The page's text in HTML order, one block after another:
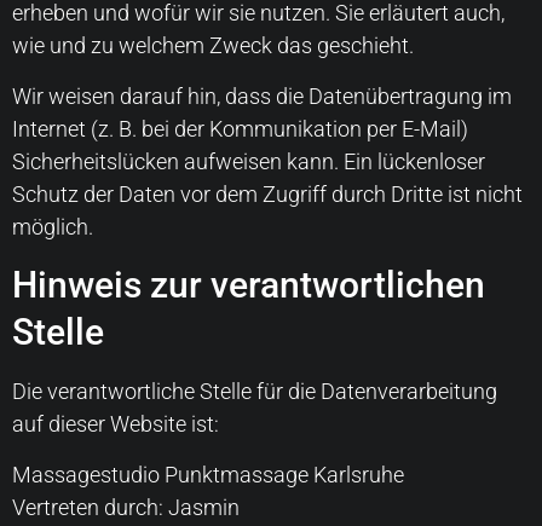
erheben und wofür wir sie nutzen. Sie erläutert auch,
wie und zu welchem Zweck das geschieht.
Wir weisen darauf hin, dass die Datenübertragung im
Internet (z. B. bei der Kommunikation per E-Mail)
Sicherheitslücken aufweisen kann. Ein lückenloser
Schutz der Daten vor dem Zugriff durch Dritte ist nicht
möglich.
Hinweis zur verantwortlichen
Stelle
Die verantwortliche Stelle für die Datenverarbeitung
auf dieser Website ist:
Massagestudio Punktmassage Karlsruhe
Vertreten durch: Jasmin